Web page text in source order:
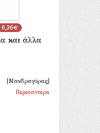
6,36€
και άλλα
[Μανδραγόρας]
Περισσότερα